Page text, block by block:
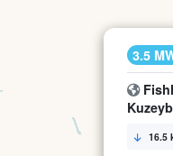
3.5
16.5